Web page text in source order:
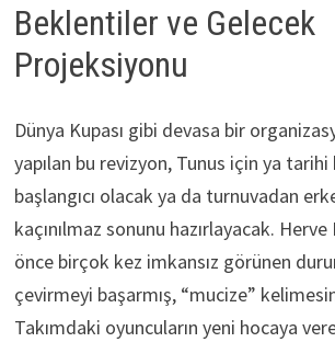
Beklentiler ve Gelecek
Projeksiyonu
Dünya Kupası gibi devasa bir
yapılan bu revizyon, Tunus için ya
başlangıcı olacak ya da turnuvadan
kaçınılmaz sonunu hazırlayacak.
önce birçok kez imkansız görünen
çevirmeyi başarmış, “mucize”
Takımdaki oyuncuların yeni hocaya